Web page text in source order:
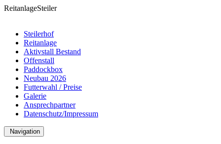
ReitanlageSteiler
Steilerhof
Reitanlage
Aktivstall Bestand
Offenstall
Paddockbox
Neubau 2026
Futterwahl / Preise
Galerie
Ansprechpartner
Datenschutz/Impressum
Navigation